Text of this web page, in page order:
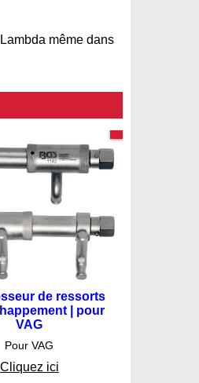
même dans
Spécial VAG
de ressorts
| pour
VAG
€35.75
Pour VAG
Cliquez ici